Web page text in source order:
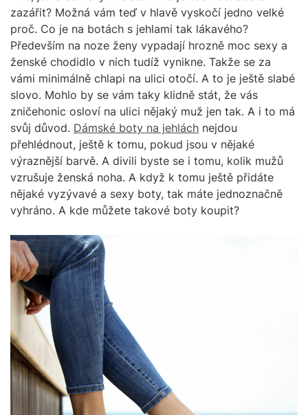
zazářit? Možná vám teď v hlavě vyskočí jedno velké
proč. Co je na botách s jehlami tak lákavého?
Především na noze ženy vypadají hrozně moc sexy a
ženské chodidlo v nich tudíž vynikne. Takže se za
vámi minimálně chlapi na ulici otočí. A to je ještě slabé
slovo. Mohlo by se vám taky klidně stát, že vás
zničehonic osloví na ulici nějaký muž jen tak. A i to má
svůj důvod. Dámské boty na jehlách nejdou
přehlédnout, ještě k tomu, pokud jsou v nějaké
výraznější barvě. A divili byste se i tomu, kolik mužů
vzrušuje ženská noha. A když k tomu ještě přidáte
nějaké vyzývavé a sexy boty, tak máte jednoznačně
vyhráno. A kde můžete takové boty koupit?